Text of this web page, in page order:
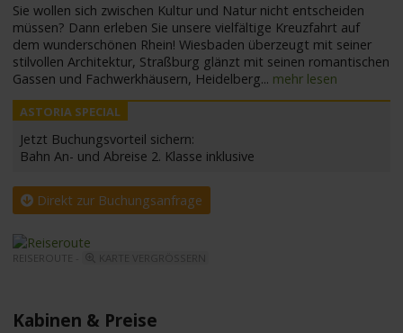
Sie wollen sich zwischen Kultur und Natur nicht entscheiden
müssen? Dann erleben Sie unsere vielfältige Kreuzfahrt auf
dem wunderschönen Rhein! Wiesbaden überzeugt mit seiner
stilvollen Architektur, Straßburg glänzt mit seinen romantischen
Gassen und Fachwerkhäusern, Heidelberg... mehr lesen
Jetzt Buchungsvorteil sichern:
Bahn An- und Abreise 2. Klasse inklusive
Direkt zur Buchungsanfrage
REISEROUTE -
Kabinen & Preise